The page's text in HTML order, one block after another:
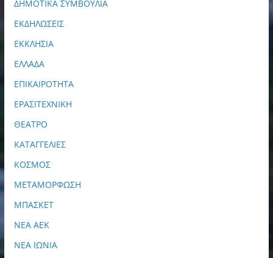
ΔΗΜΟΤΙΚΑ ΣΥΜΒΟΥΛΙΑ
ΕΚΔΗΛΩΣΕΙΣ
ΕΚΚΛΗΣΙΑ
ΕΛΛΑΔΑ
ΕΠΙΚΑΙΡΟΤΗΤΑ
ΕΡΑΣΙΤΕΧΝΙΚΗ
ΘΕΑΤΡΟ
ΚΑΤΑΓΓΕΛΙΕΣ
ΚΟΣΜΟΣ
ΜΕΤΑΜΟΡΦΩΣΗ
ΜΠΑΣΚΕΤ
ΝΕΑ ΑΕΚ
ΝΕΑ ΙΩΝΙΑ